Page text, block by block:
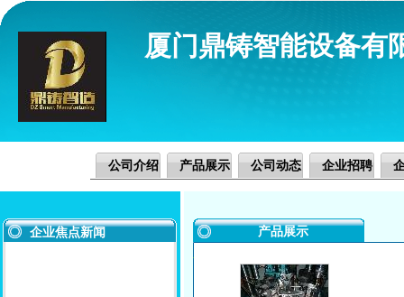
厦门鼎铸智能设备有
公司介绍 产品展示 公司动态 企业招聘
企业焦点新闻 产品展示